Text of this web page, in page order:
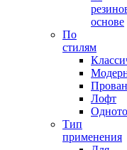
основе
По
стилям
Лофт
Тип
применения